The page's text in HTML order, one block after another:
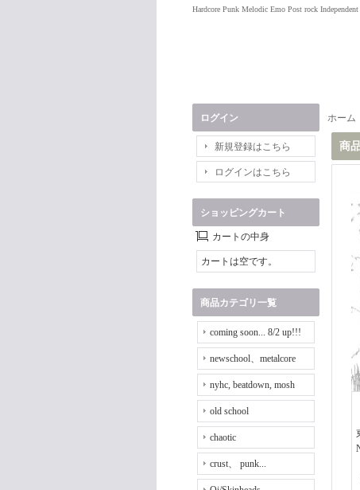
Hardcore Punk Melodic Emo Post rock
ログイン
新規登録はこちら
ログインはこちら
ショッピングカート
カートの中身
カートは空です。
商品カテゴリ一覧
coming soon... 8/2 up!!!
newschool、metalcore
nyhc, beatdown, mosh
old school
chaotic
crust、 punk...
ホーム
商